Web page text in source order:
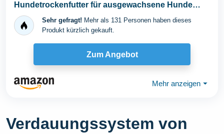
Hundetrockenfutter für ausgewachsene Hunde
aller...
Sehr gefragt! Mehr als 131 Personen haben dieses
Produkt kürzlich gekauft.
Zum Angebot
Mehr anzeigen ⏷
Verdauungssystem von